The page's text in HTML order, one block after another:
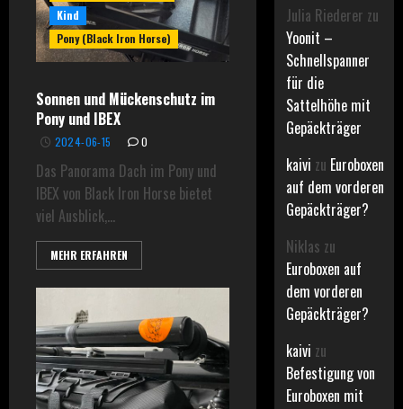
Kind
Pony (Black Iron Horse)
Sonnen und Mückenschutz im
Pony und IBEX
2024-06-15 0
Das Panorama Dach im Pony und
IBEX von Black Iron Horse bietet
viel Ausblick,...
MEHR ERFAHREN
Julia Riederer zu
Yoonit –
Schnellspanner
für die
Sattelhöhe mit
Gepäckträger
kaivi zu Euroboxen
auf dem vorderen
Gepäckträger?
Niklas zu
Euroboxen auf
dem vorderen
Gepäckträger?
kaivi zu
Befestigung von
Euroboxen mit